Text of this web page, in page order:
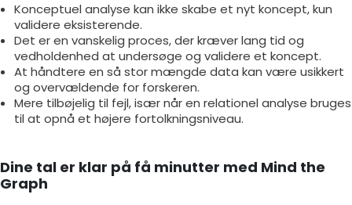
Konceptuel analyse kan ikke skabe et nyt koncept, kun
validere eksisterende.
Det er en vanskelig proces, der kræver lang tid og
vedholdenhed at undersøge og validere et koncept.
At håndtere en så stor mængde data kan være usikkert
og overvældende for forskeren.
Mere tilbøjelig til fejl, især når en relationel analyse bruges
til at opnå et højere fortolkningsniveau.
Dine tal er klar på få minutter med Mind the
Graph